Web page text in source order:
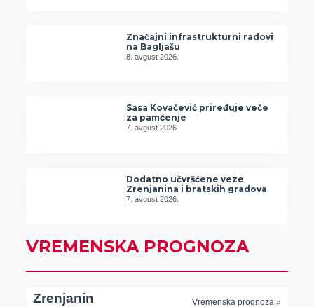
Značajni infrastrukturni radovi
na Bagljašu
8. avgust 2026.
Sasa Kovačević priređuje veče
za pamćenje
7. avgust 2026.
Dodatno učvršćene veze
Zrenjanina i bratskih gradova
7. avgust 2026.
VREMENSKA PROGNOZA